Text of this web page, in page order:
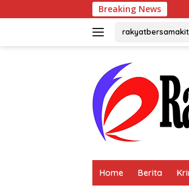
ke
Breaking NewsUsai
Home Berita